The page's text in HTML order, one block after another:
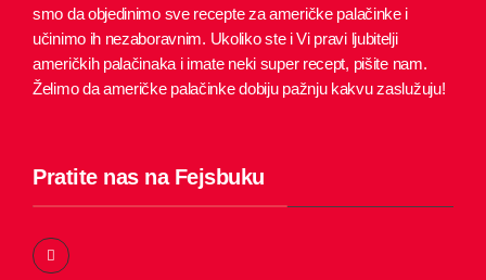
smo da objedinimo sve recepte za američke palačinke i
učinimo ih nezaboravnim. Ukoliko ste i Vi pravi ljubitelji
američkih palačinaka i imate neki super recept, pišite nam.
Želimo da američke palačinke dobiju pažnju kakvu zaslužuju!
Pratite nas na Fejsbuku
F
a
c